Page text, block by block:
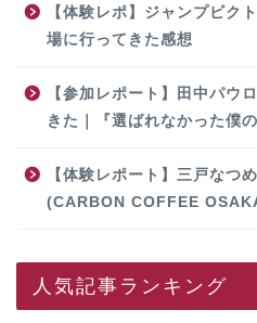
【体験レポ】ジャンプビク
場に行ってきた感想
【参加レポート】田中パウ
きた｜『選ばれなかった僕
【体験レポート】三戸なつ
(CARBON COFFEE
人気記事ランキング